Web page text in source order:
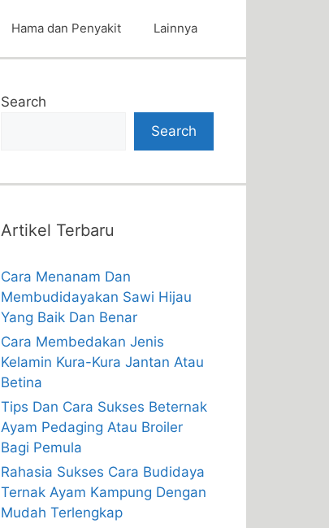
Hama dan Penyakit Lainnya
Search
Search
Artikel Terbaru
Cara Menanam Dan
Membudidayakan Sawi Hijau
Yang Baik Dan Benar
Cara Membedakan Jenis
Kelamin Kura-Kura Jantan Atau
Betina
Tips Dan Cara Sukses Beternak
Ayam Pedaging Atau Broiler
Bagi Pemula
Rahasia Sukses Cara Budidaya
Ternak Ayam Kampung Dengan
Mudah Terlengkap